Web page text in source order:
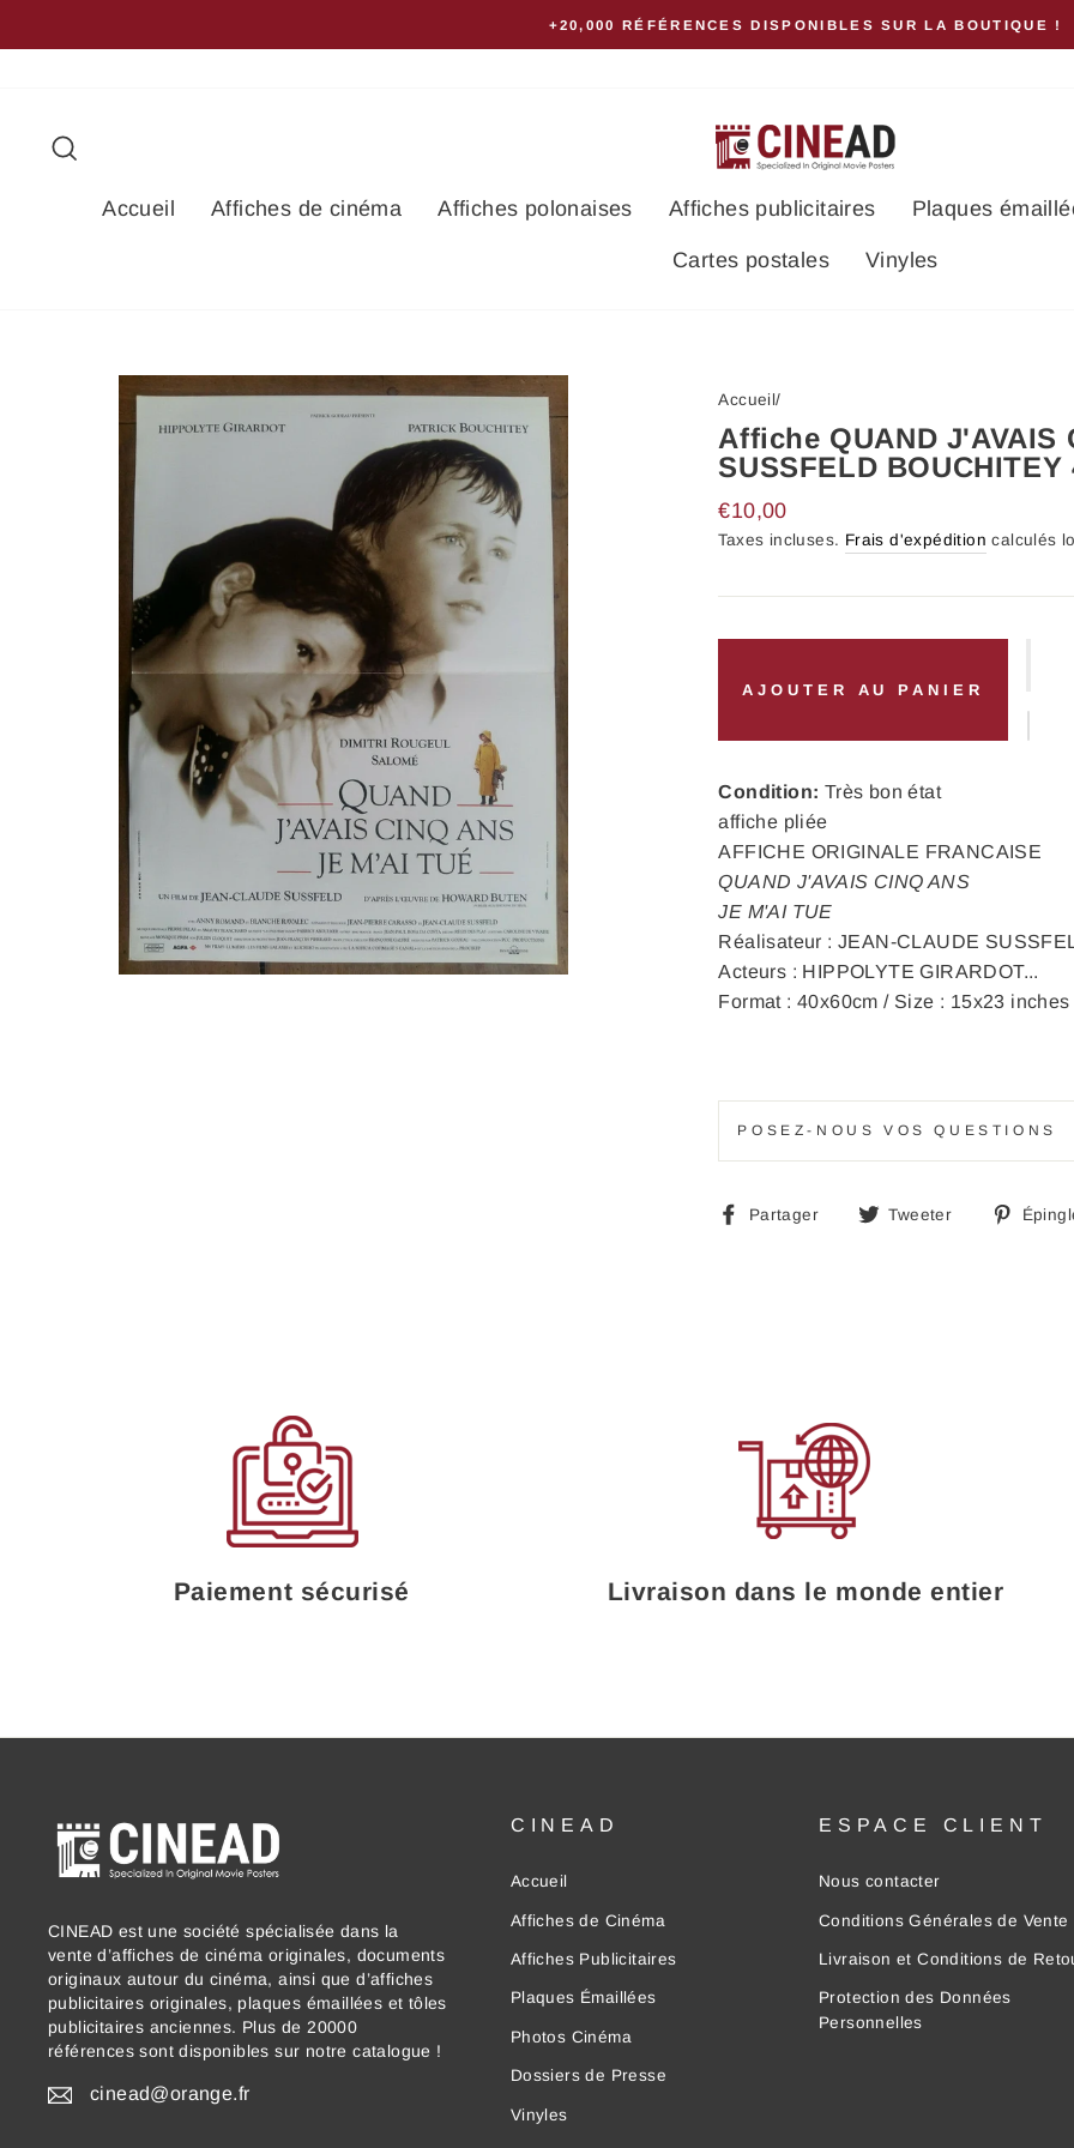
au
+20,000 RÉFÉRENCES DISPONIBLES SUR LA BOUTIQUE !
Accueil Affiches de cinéma Affiches polonaises Affiches publicitaires Plaques
Cartes postales Vinyles
Accueil/
Affiche QUAND J'AVAIS
SUSSFELD BOUCHITEY
Prix
régulier
€10,00
Taxes incluses. Frais d'expédition calculés
AJOUTER AU PANIER
Condition: Très bon état
affiche pliée
AFFICHE ORIGINALE FRANCAISE
QUAND J'AVAIS CINQ ANS
JE M'AI TUE
Réalisateur : JEAN-CLAUDE
Acteurs : HIPPOLYTE GIRARDOT...
Format : 40x60cm / Size : 15x23 inches
POSEZ-NOUS VOS QUESTIONS
Partager
PartagerTweeter
Tweeter
Paiement sécurisé Livraison dans le monde entier
CINEAD est une société spécialisée dans la
vente d’affiches de cinéma originales, documents
originaux autour du cinéma, ainsi que d’affiches
publicitaires originales, plaques émaillées et tôles
publicitaires anciennes. Plus de 20000
références sont disponibles sur notre catalogue !
cinead@orange.fr
CINEAD
Accueil
Affiches de Cinéma
Affiches Publicitaires
Plaques Émaillées
Photos Cinéma
Dossiers de Presse
Vinyles
ESPACE CLIENT
Nous contacter
Conditions Générales de Vente
Livraison et Conditions de
Protection des Données
Personnelles